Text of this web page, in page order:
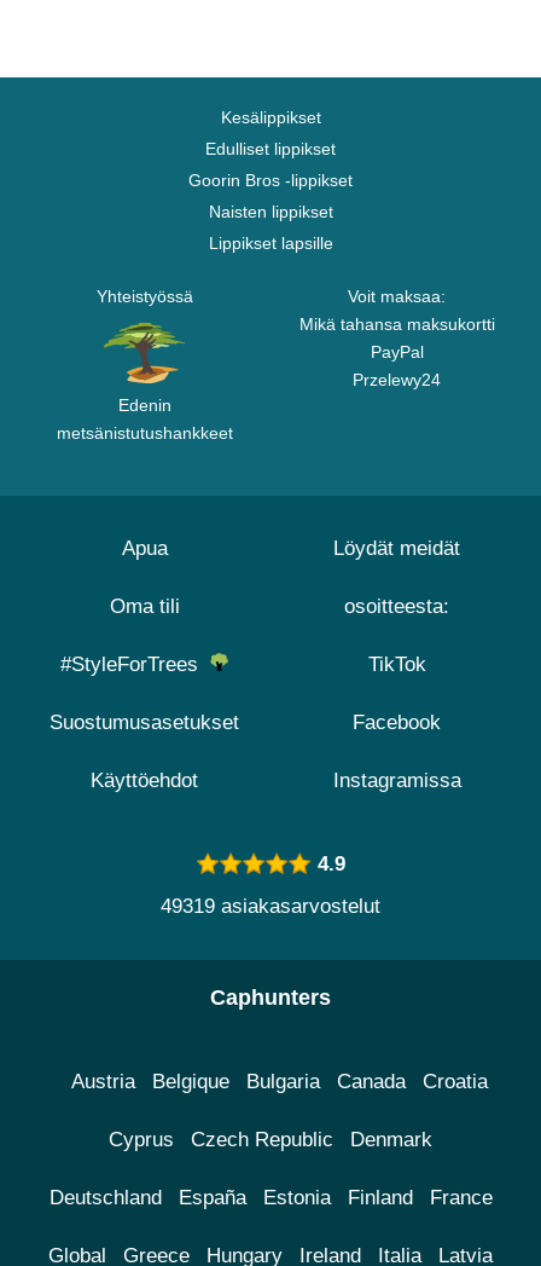
Kesälippikset
Edulliset lippikset
Goorin Bros -lippikset
Naisten lippikset
Lippikset lapsille
Yhteistyössä
Edenin
metsänistutushankkeet
Voit maksaa:
Mikä tahansa maksukortti
PayPal
Przelewy24
Apua
Oma tili
#StyleForTrees
Suostumusasetukset
Käyttöehdot
Löydät meidät
osoitteesta:
TikTok
Facebook
Instagramissa
4.9
49319 asiakasarvostelut
Caphunters
Austria Belgique Bulgaria Canada Croatia
Cyprus Czech Republic Denmark
Deutschland España Estonia Finland France
Global Greece Hungary Ireland Italia Latvia